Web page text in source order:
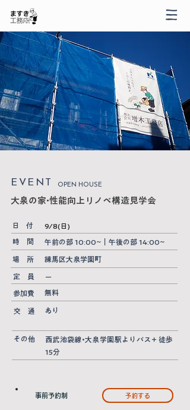
​EVENT OPEN HOUSE
大泉の家•性能向上リノベ構造見学会
​日 付 9/8(日)
​時 間 午前の部 10:00~｜午後の部 14:00~
場 所 練馬区大泉学園町
定 員 ー
参加費 無料
交 通 あり
その他
西武池袋線•大泉学園駅よりバス＋徒歩
15分
事前予約制 予約する